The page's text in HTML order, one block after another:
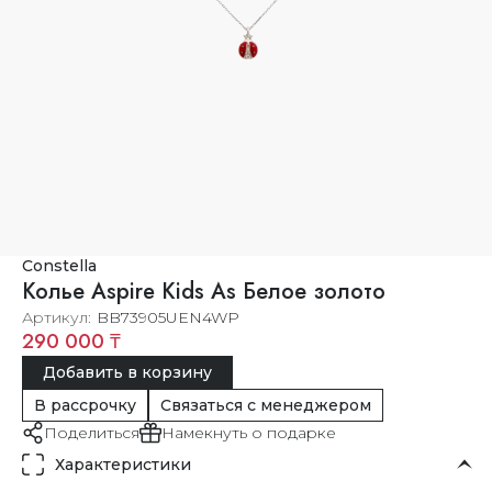
Constella
Колье Aspire Kids As Белое золото
Артикул BB73905UEN4WP
290 000 ₸
Добавить в корзину
В рассрочку
Связаться с менеджером
Поделиться
Намекнуть о подарке
Характеристики